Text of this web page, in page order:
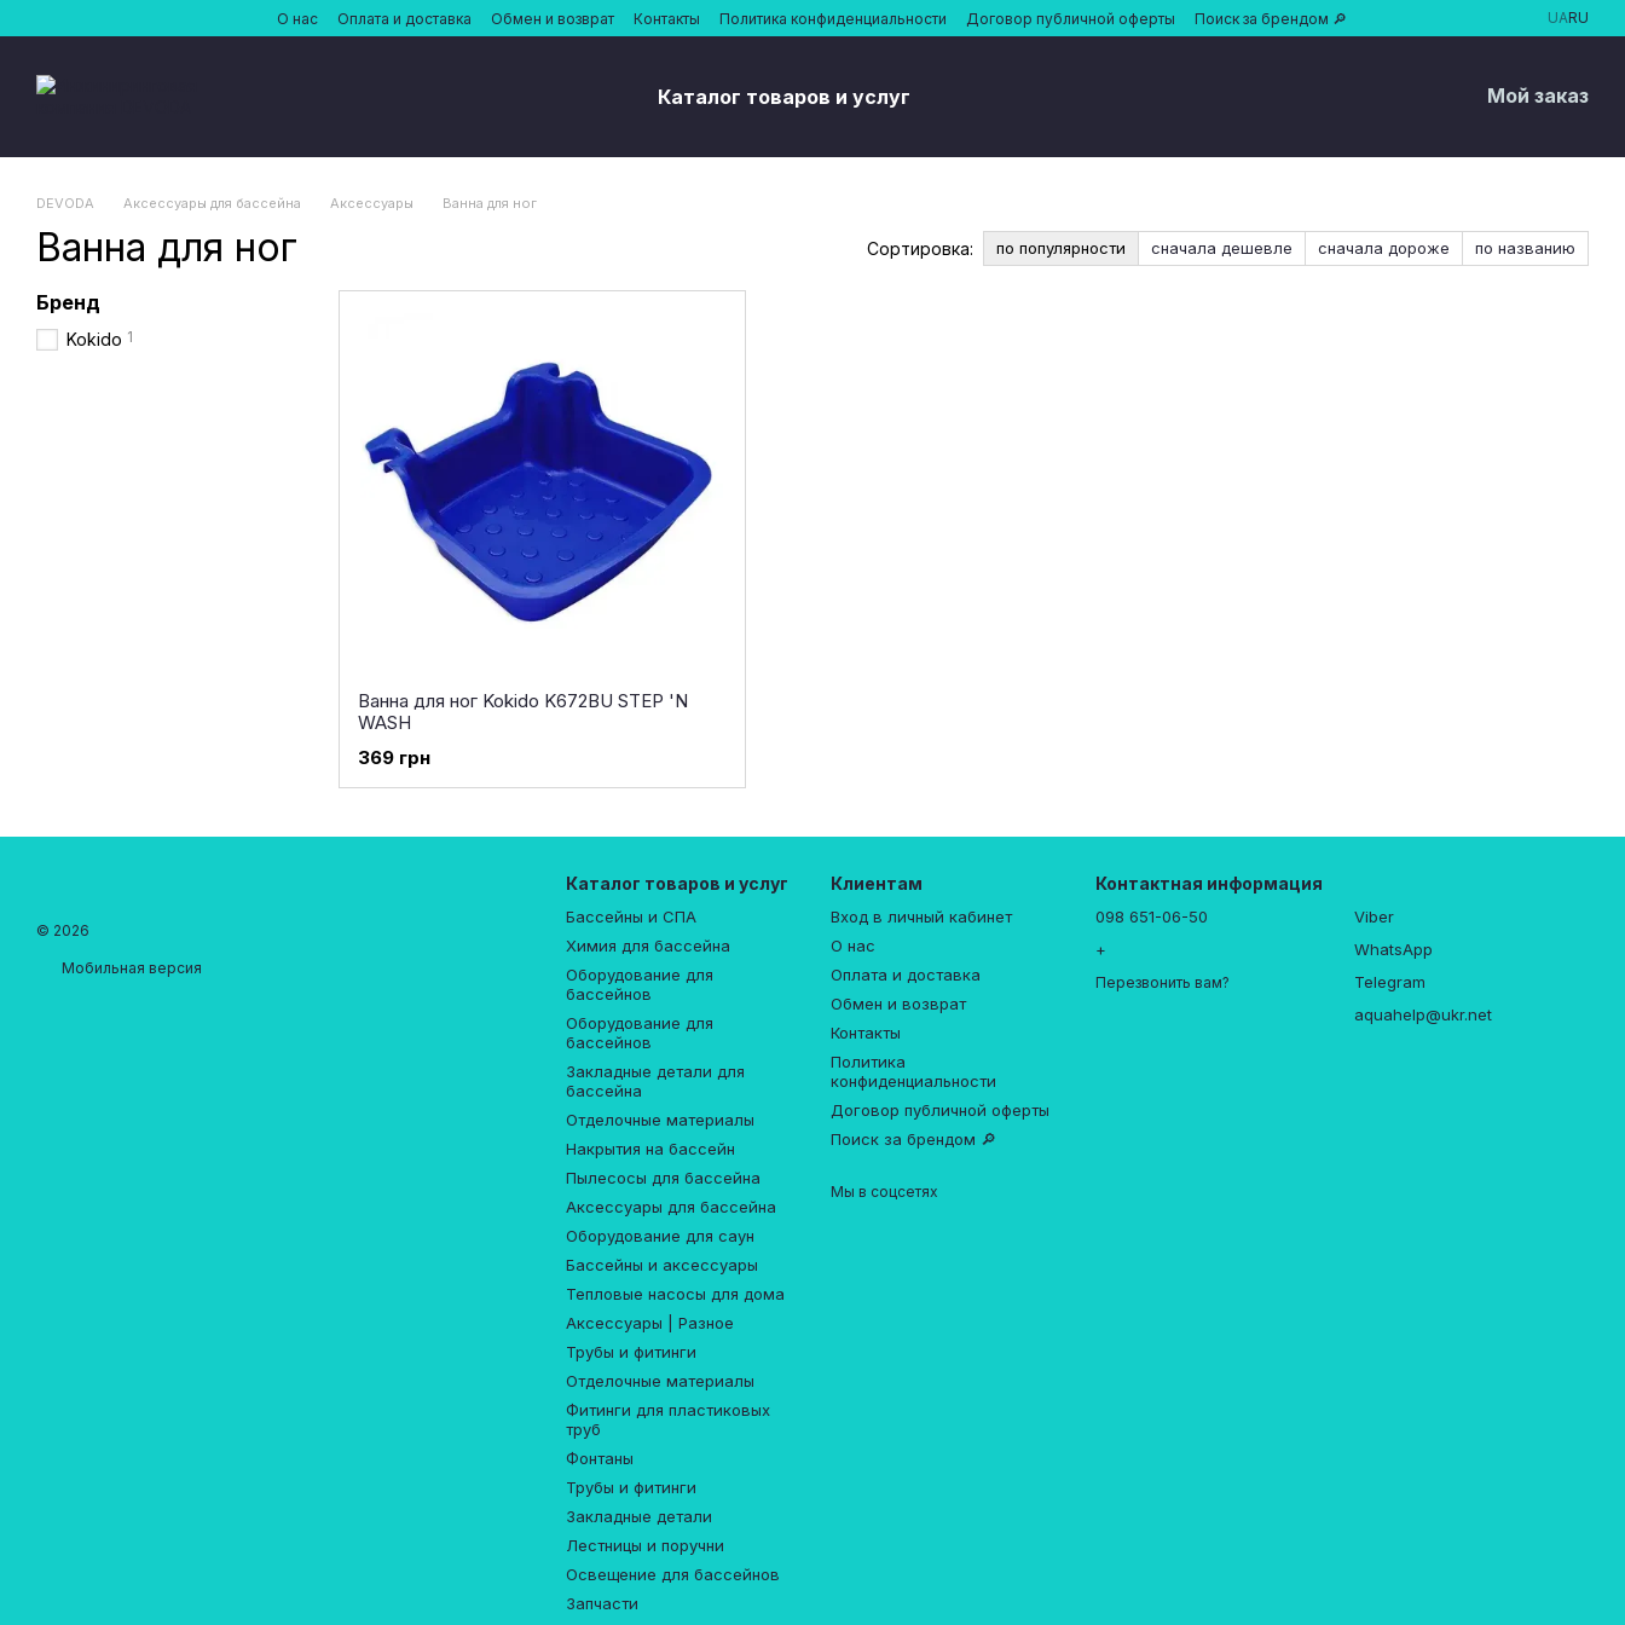
Перейти к основному контентуО нас Оплата и доставка Обмен и возврат Контакты Политика конфиденциальности Договор публичной оферты Поиск за брендом 🔎 UARU
Каталог товаров и услуг Мой заказ
DEVODA Аксессуары для бассейна Аксессуары Ванна для ног
Ванна для ног Сортировка: по популярности сначала дешевле сначала дороже по названию
Ванна для ног Kokido K672BU STEP 'N
WASH
369 грн
Бренд
Kokido 1
© 2026
Мобильная версия
Каталог товаров и услуг
Бассейны и СПА
Химия для бассейна
Оборудование для
бассейнов
Оборудование для
бассейнов
Закладные детали для
бассейна
Отделочные материалы
Накрытия на бассейн
Пылесосы для бассейна
Аксессуары для бассейна
Оборудование для саун
Бассейны и аксессуары
Тепловые насосы для дома
Аксессуары | Разное
Трубы и фитинги
Отделочные материалы
Фитинги для пластиковых
труб
Фонтаны
Трубы и фитинги
Закладные детали
Лестницы и поручни
Освещение для бассейнов
Запчасти
Клиентам
Вход в личный кабинет
О нас
Оплата и доставка
Обмен и возврат
Контакты
Политика
конфиденциальности
Договор публичной оферты
Поиск за брендом 🔎
Мы в соцсетях
Контактная информация
098 651-06-50
+
Перезвонить вам?
Viber
WhatsApp
Telegram
aquahelp@ukr.net